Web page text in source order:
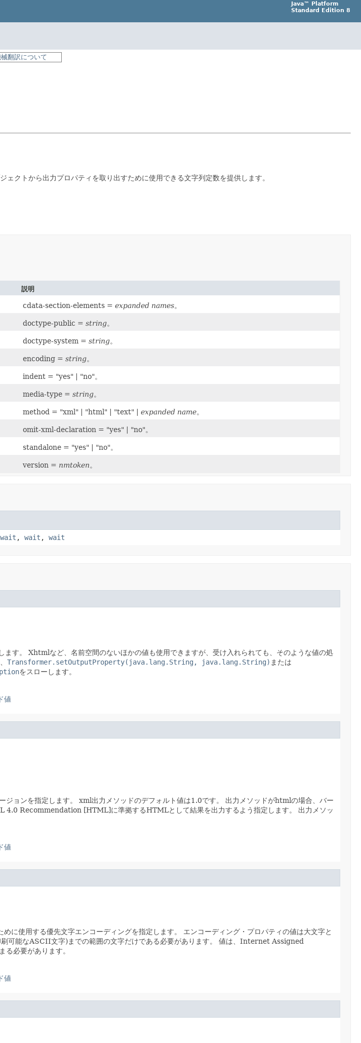
Java™ Platform
Standard Edition 8
翻訳について
トから出力プロパティを取り出すために使用できる文字列定数を提供します。
説明
cdata-section-elements = expanded names。
doctype-public = string。
doctype-system = string。
encoding = string。
indent = "yes" | "no"。
media-type = string。
method = "xml" | "html" | "text" | expanded name。
omit-xml-declaration = "yes" | "no"。
standalone = "yes" | "no"。
version = nmtoken。
wait , wait , wait
す。
Xhtmlなど、名前空間のないほかの値も使用できますが、受け入れられても、そのような値の処
Transformer.setOutputProperty(java.lang.String, java.lang.String) または
をスローします。
値
ョンを指定します。 xml出力メソッドのデフォルト値は1.0です。
出力メソッドがhtmlの場合、バー
4.0 Recommendation [HTML]に準拠するHTMLとして結果を出力するよう指定します。
出力メソッ
値
に使用する優先文字エンコーディングを指定します。
エンコーディング・プロパティの値は大文字と
能なASCII文字)までの範囲の文字だけである必要があります。
値は、Internet Assigned
る必要があります。
値